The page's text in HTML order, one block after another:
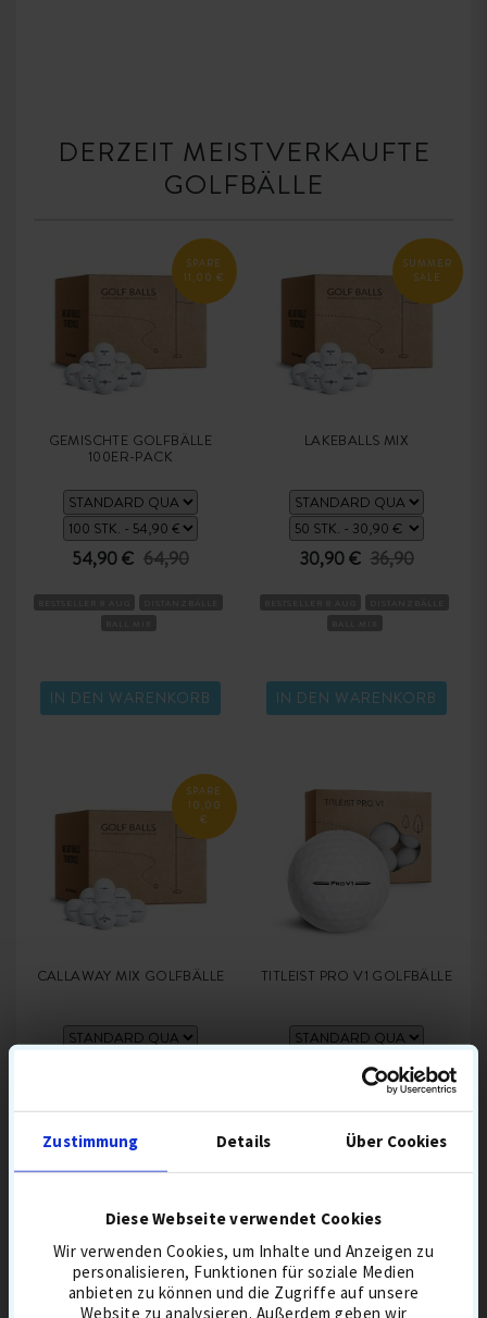
Zustimmung Details Über Cookies
Diese Webseite verwendet Cookies
Wir verwenden Cookies, um Inhalte und Anzeigen zu
personalisieren, Funktionen für soziale Medien
anbieten zu können und die Zugriffe auf unsere
Website zu analysieren. Außerdem geben wir
DERZEIT MEISTVERKAUFTE
GOLFBÄLLE
SPARE
11,00 €
GEMISCHTE GOLFBÄLLE
100ER-PACK
54,90 € 64,90
IN DEN WARENKORB
SUMMER
SALE
LAKEBALLS MIX
30,90 € 36,90
IN DEN WARENKORB
SPARE
10,00
€
CALLAWAY MIX GOLFBÄLLE
BESTSELLER 8 AUG
TITLEIST PRO V1 GOLFBÄLLE
30,90 €
BESTSELLER 8 AUG
3-PIECE
KOMPRESSION MITTEL